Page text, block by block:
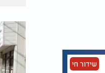
שידור חי